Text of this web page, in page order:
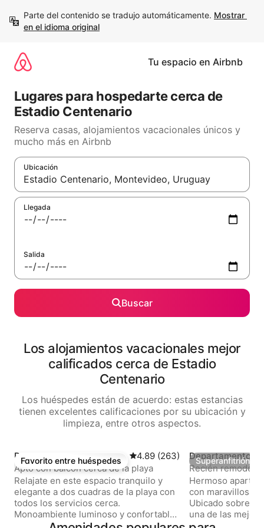
contenido
Parte del contenido se tradujo automáticamente. Mostrar
en el idioma original
Tu espacio en Airbnb
Lugares para hospedarte cerca de
Estadio Centenario
Reserva casas, alojamientos vacacionales únicos y
mucho más en Airbnb
Ubicación
Cuando los resultados estén disponibles, podrás navegar
Llegada
Salida
Buscar
Los alojamientos vacacionales mejor
calificados cerca de Estadio
Centenario
Los huéspedes están de acuerdo: estas estancias
tienen excelentes calificaciones por su ubicación y
limpieza, entre otros aspectos.
Favorito entre huéspedes
Favorito entre huéspedes
Departamento en Montev
ideo
Calificación promedio: 4.89 de
4.89 (263)
Apto con balcón cerca de la playa
Relajate en este espacio tranquilo y
elegante a dos cuadras de la playa con
todos los servicios cerca.
Monoambiente luminoso y confortable,
con balcón y espacio coworking. Sofá
Superanfitrión
Superanfitrión
Departamento
deo
Recién
la bahía
Hermoso
con maravillosa
Ubicado sobre la Rambla de Pocitos,
una de las
de la ciudad. A